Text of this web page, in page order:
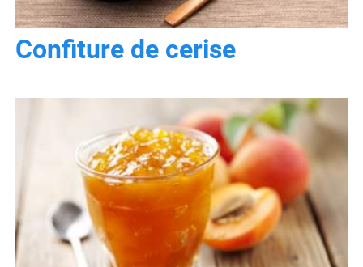
Confiture de cerise